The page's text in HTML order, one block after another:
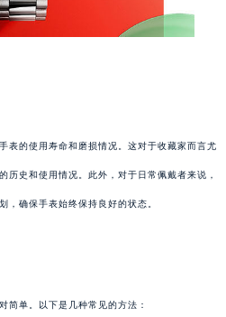
表的使用寿命和磨损情况。这对于收藏家而言尤
历史和使用情况。此外，对于日常佩戴者来说，
，确保手表始终保持良好的状态。
简单。以下是几种常见的方法：